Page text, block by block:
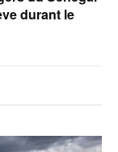
durant le